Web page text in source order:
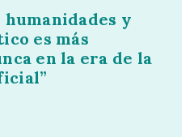
humanidades y
es más
en la era de la